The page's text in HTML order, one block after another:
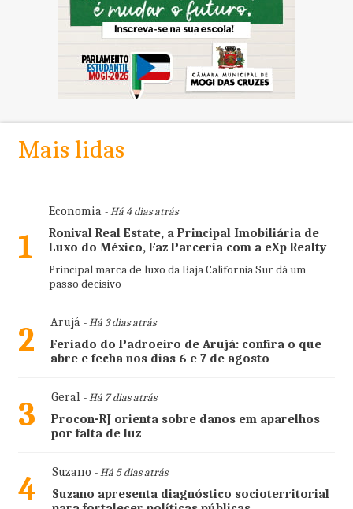
Mais lidas
1
Economia- Há 4 dias atrás
Ronival Real Estate, a Principal Imobiliária de
Luxo do México, Faz Parceria com a eXp Realty
Principal marca de luxo da Baja California Sur dá um
passo decisivo
2 Arujá- Há 3 dias atrás
Feriado do Padroeiro de Arujá: confira o que
abre e fecha nos dias 6 e 7 de agosto
3 Geral- Há 7 dias atrás
Procon-RJ orienta sobre danos em aparelhos
por falta de luz
4 Suzano - Há 5 dias atrás
Suzano apresenta diagnóstico socioterritorial